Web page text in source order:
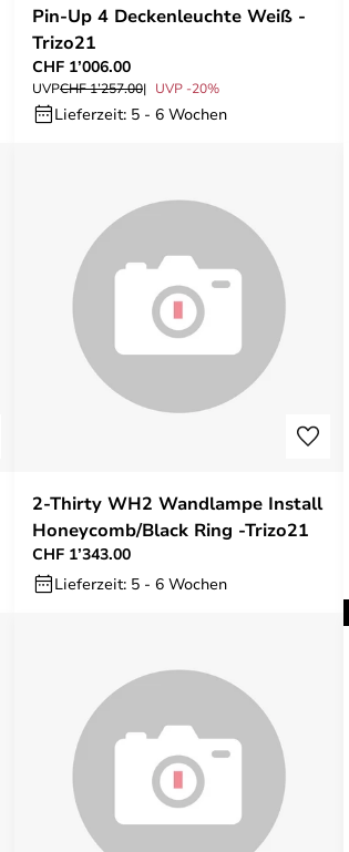
Pin-Up 4 Deckenleuchte Weiß -
Trizo21
CHF 1’006.00
UVPCHF 1’257.00 UVP -20%
Lieferzeit: 5 - 6 Wochen
2-Thirty WH2 Wandlampe Install
Honeycomb/Black Ring -Trizo21
CHF 1’343.00
Lieferzeit: 5 - 6 Wochen